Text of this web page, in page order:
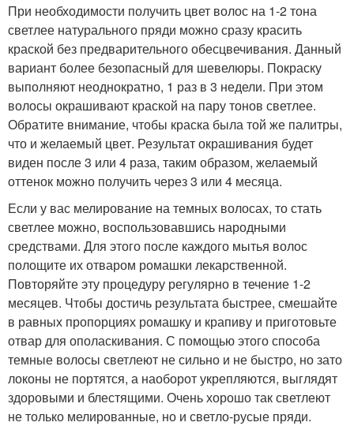
При необходимости получить цвет волос на 1-2 тона
светлее натурального пряди можно сразу красить
краской без предварительного обесцвечивания. Данный
вариант более безопасный для шевелюры. Покраску
выполняют неоднократно, 1 раз в 3 недели. При этом
волосы окрашивают краской на пару тонов светлее.
Обратите внимание, чтобы краска была той же палитры,
что и желаемый цвет. Результат окрашивания будет
виден после 3 или 4 раза, таким образом, желаемый
оттенок можно получить через 3 или 4 месяца.
Если у вас мелирование на темных волосах, то стать
светлее можно, воспользовавшись народными
средствами. Для этого после каждого мытья волос
полощите их отваром ромашки лекарственной.
Повторяйте эту процедуру регулярно в течение 1-2
месяцев. Чтобы достичь результата быстрее, смешайте
в равных пропорциях ромашку и крапиву и приготовьте
отвар для ополаскивания. С помощью этого способа
темные волосы светлеют не сильно и не быстро, но зато
локоны не портятся, а наоборот укрепляются, выглядят
здоровыми и блестящими. Очень хорошо так светлеют
не только мелированные, но и светло-русые пряди.